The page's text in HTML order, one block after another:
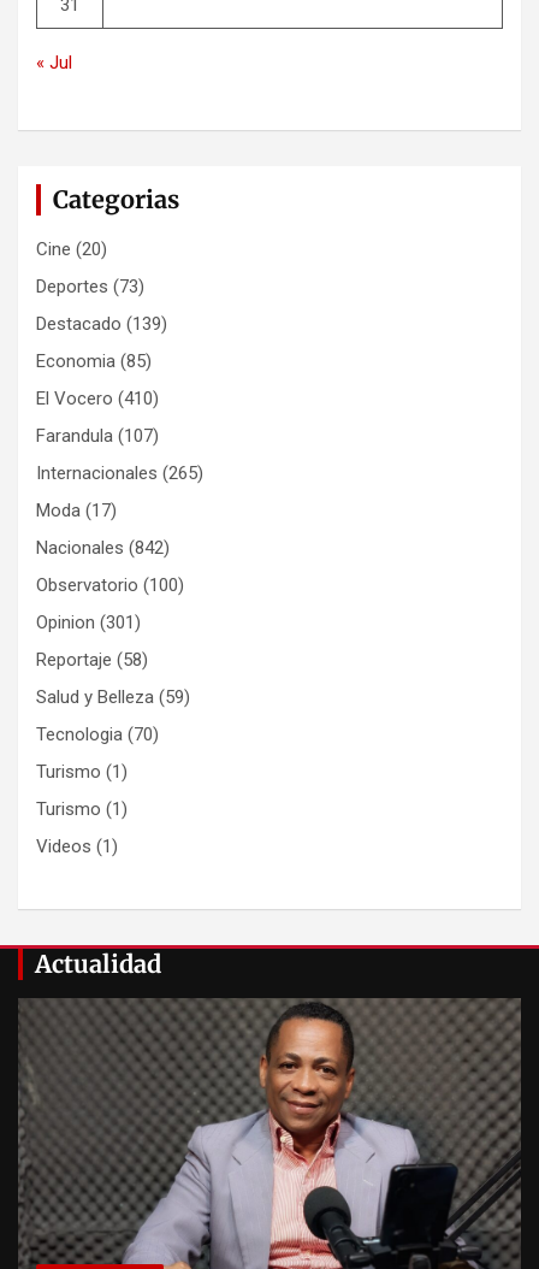
31
« Jul
Categorias
Cine (20)
Deportes (73)
Destacado (139)
Economia (85)
El Vocero (410)
Farandula (107)
Internacionales (265)
Moda (17)
Nacionales (842)
Observatorio (100)
Opinion (301)
Reportaje (58)
Salud y Belleza (59)
Tecnologia (70)
Turismo (1)
Turismo (1)
Videos (1)
Actualidad